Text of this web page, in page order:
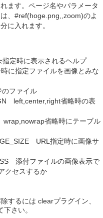
ます。ページ名やパラメータ
、#ref(hoge.png,,zoom)のよ
に入れます。
定時に表示されるヘルプ
に指定ファイルを画像とみな
ファイル
left,center,right省略時の表
省略時にテーブル
URL指定時に画像サ
添付ファイルの画像表示で
クセスするか
するには clearプラグイン、
さい。